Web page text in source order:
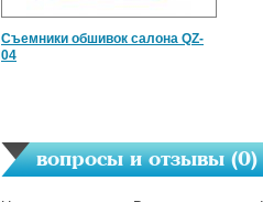
Съемники обшивок салона QZ-
04
вопросы и отзывы (0)